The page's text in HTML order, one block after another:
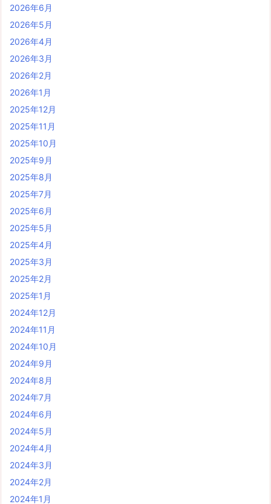
2026年6月
2026年5月
2026年4月
2026年3月
2026年2月
2026年1月
2025年12月
2025年11月
2025年10月
2025年9月
2025年8月
2025年7月
2025年6月
2025年5月
2025年4月
2025年3月
2025年2月
2025年1月
2024年12月
2024年11月
2024年10月
2024年9月
2024年8月
2024年7月
2024年6月
2024年5月
2024年4月
2024年3月
2024年2月
2024年1月